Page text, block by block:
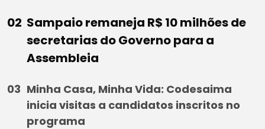
Sampaio remaneja R$ 10 milhões de
secretarias do Governo para a
Assembleia
Minha Casa, Minha Vida: Codesaima
inicia visitas a candidatos inscritos no
programa